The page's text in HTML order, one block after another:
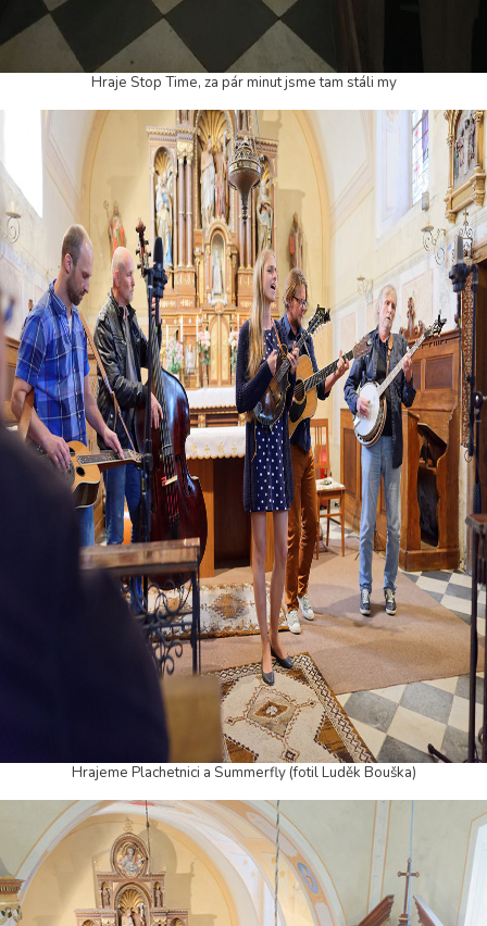
Hraje Stop Time, za pár minut jsme tam stáli my
Hrajeme Plachetnici a Summerfly (fotil Luděk Bouška)